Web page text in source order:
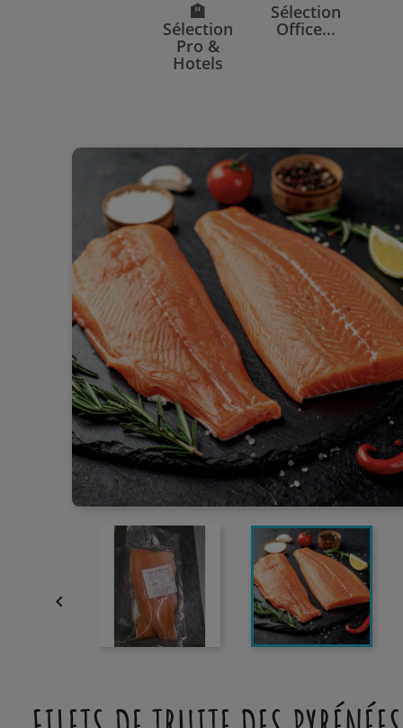
🏨
Sélection
Pro &
Hotels
Sélection
Office...
